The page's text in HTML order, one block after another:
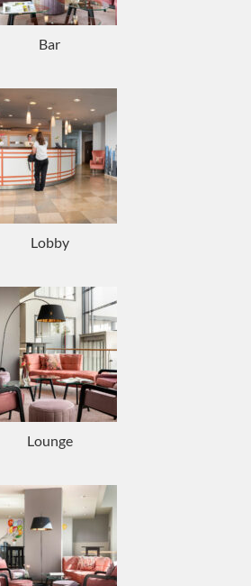
Bar
Lobby
Lounge